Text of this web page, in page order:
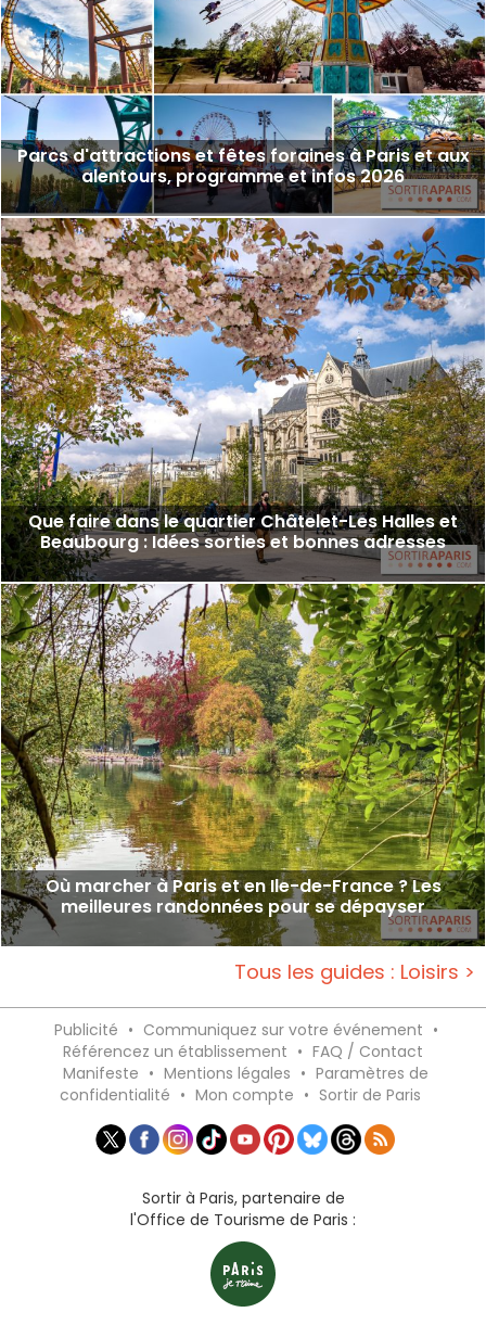
Parcs d'attractions et fêtes foraines à Paris et aux
alentours, programme et infos 2026
Que faire dans le quartier Châtelet-Les Halles et
Beaubourg : Idées sorties et bonnes adresses
Où marcher à Paris et en Ile-de-France ? Les
meilleures randonnées pour se dépayser
Tous les guides : Loisirs >
Publicité • Communiquez sur votre événement •
Référencez un établissement • FAQ / Contact
Manifeste • Mentions légales • Paramètres de
confidentialité • Mon compte • Sortir de Paris
Sortir à Paris, partenaire de
l'Office de Tourisme de Paris :